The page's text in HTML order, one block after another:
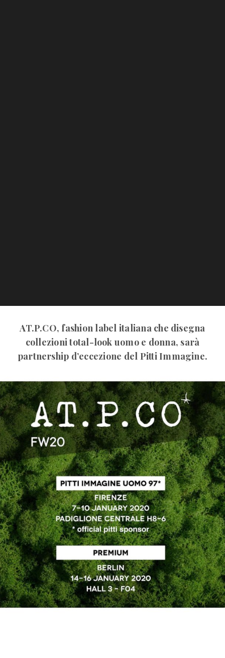
AT.P.CO, fashion label italiana che disegna
collezioni total-look uomo e donna, sarà
partnership d’eccezione del Pitti Immagine.